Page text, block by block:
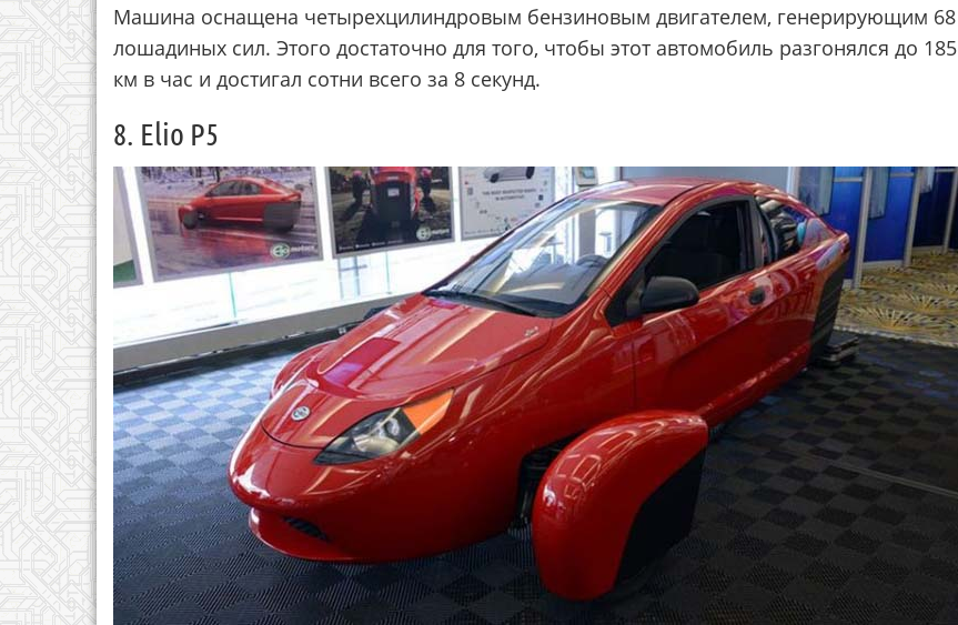
Машина оснащена четырехцилиндровым бензиновым двигателем, генерирующим 68
лошадиных сил. Этого достаточно для того, чтобы этот автомобиль разгонялся до 185
км в час и достигал сотни всего за 8 секунд.
8. Elio P5